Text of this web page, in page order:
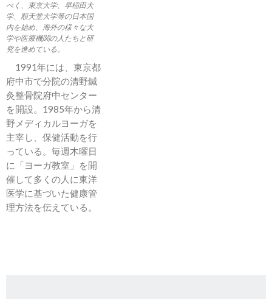
べく、東京大学、早稲田大
学、順天堂大学等の日本国
内を始め、海外の様々な大
学や医療機関の人たちと研
究を進めている。
1991年には、東京都
府中市で分院の清野鍼
灸整骨院府中センター
を開設。1985年から清
野メディカルヨーガを
主宰し、保健活動を行
っている。毎週木曜日
に「ヨーガ教室」を開
催して多くの人に東洋
医学に基づいた健康管
理方法を伝えている。